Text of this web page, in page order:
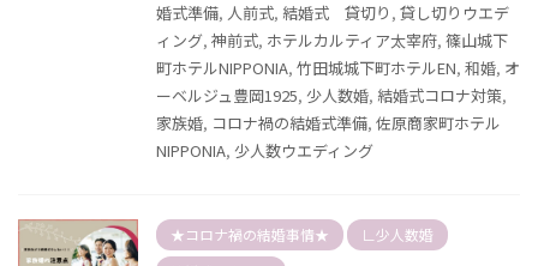
婚式準備, 人前式, 結婚式 貸切り , 貸し切りウエデ
ィング, 神前式, ホテルカルティア太宰府, 篠山城下
町ホテルNIPPONIA, 竹田城城下町ホテルEN, 和婚, オ
ーベルジュ豊岡1925, 少人数婚, 結婚式コロナ対策,
家族婚, コロナ禍の結婚式準備, 佐原商家町ホテル
NIPPONIA, 少人数ウエディング
★コロナ禍の結婚事情★
∟少人数婚